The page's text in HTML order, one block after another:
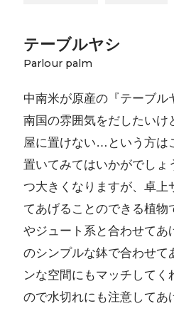
テーブルヤシ
Parlour palm
中南米が原産の『テーブル
南国の雰囲気をだしたいけ
屋に置けない…という方は
置いてみてはいかがでしょ
つ大きくなりますが、卓上
てあげることのできる植物
やジュート系と合わせてあ
のシンプルな鉢で合わせて
ンな空間にもマッチしてく
ので水切れにも注意してあ